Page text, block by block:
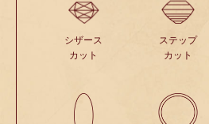
シザース
カット
ステップ
カット